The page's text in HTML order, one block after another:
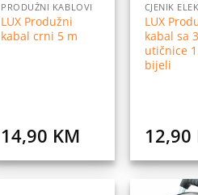
PRODUŽNI KABLOVI
LUX Produžni
kabal crni 5 m
14,90 KM
LUX
kabal sa
utičnice
bijeli
12,90